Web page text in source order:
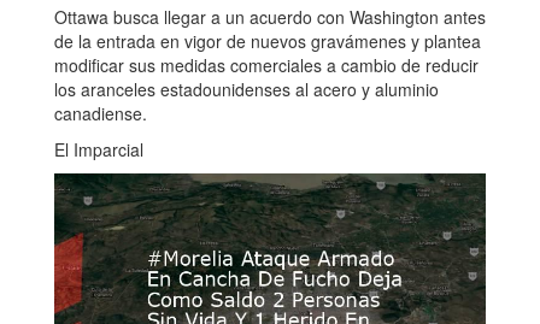
Ottawa busca llegar a un acuerdo con Washington antes
de la entrada en vigor de nuevos gravámenes y plantea
modificar sus medidas comerciales a cambio de reducir
los aranceles estadounidenses al acero y aluminio
canadiense.
El Imparcial